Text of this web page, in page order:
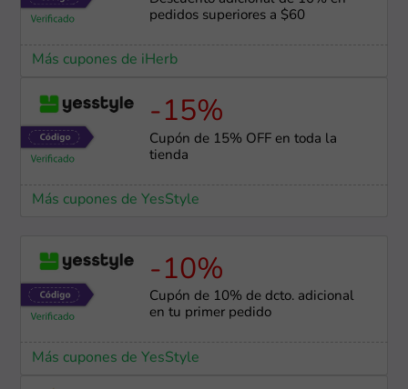
pedidos superiores a $60
Más cupones de iHerb
-15%
Cupón de 15% OFF en toda la
tienda
Más cupones de YesStyle
-10%
Cupón de 10% de dcto. adicional
en tu primer pedido
Más cupones de YesStyle